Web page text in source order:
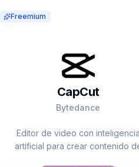
Freemium
CapCut
Bytedance
Editor de video con inteligencia
artificial para crear contenido